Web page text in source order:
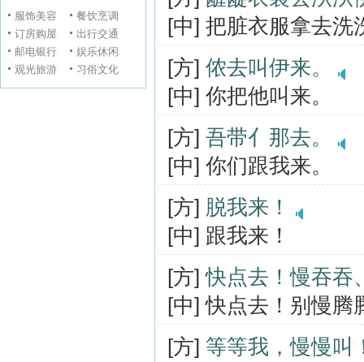
服饰美容
餐饮烹调
订房购屋
出行交通
邮电银行
娱乐休闲
观光旅游
习俗文化
[中] 把脏衣服拿去洗
[方] 侬去叫伊来。
[中] 你把他叫来。
[方] 吾带亻那去。
[中] 你们跟我来。
[方] 脱我来！
[中] 跟我来！
[方]快点去！慢吞吞
[中] 快点去！别慢腾
[方] 等等我，慢慢叫